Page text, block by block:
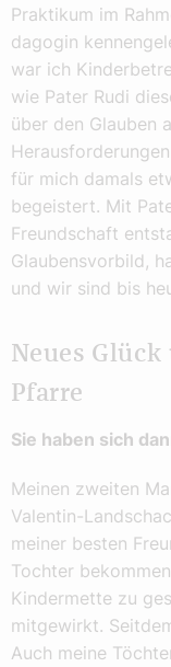
Praktikum im
dagogin
war ich
wie Pater Rudi
über den Glauben
für mich damals
begeistert. Mit
Freundschaft
Glaubensvorbild,
und wir sind bis
Neues
Pfarre
Sie haben sich
Meinen zweiten
Valentin-
meiner besten
Tochter
Kindermette zu
mitgewirkt.
Auch meine